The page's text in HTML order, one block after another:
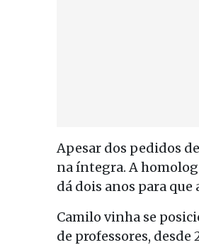
Apesar dos pedidos
na íntegra. A
dá dois anos para
Camilo vinha se
de professores, desde